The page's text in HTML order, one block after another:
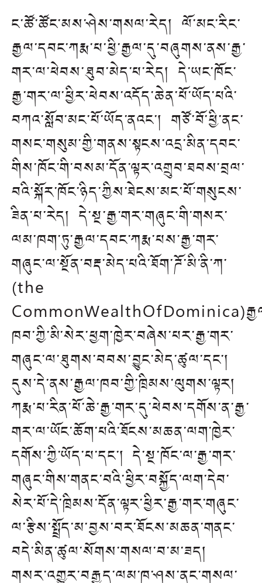
ང་ཚོ་ཚོང་མས་ཤེས་གསལ་རེད། ལོ་མང་རིང་
རྒྱལ་དབང་ཀརྨ་པ་ཕྱི་རྒྱལ་དུ་བཞུགས་ནས་རྒྱ་
གར་ལ་ཕེབས་ཐུབ་མེད་པ་རེད། དེ་ཡང་ཁོང་
རྒྱ་གར་ལ་ཕྱིར་ཕེབས་འདོད་ཆེན་པོ་ཡོད་པའི་
བཀའ་སློབ་མང་པོ་ཡོད་ནའང་། གཙོ་བོ་ཕྱི་ནང་
གསང་གསུམ་གྱི་གནས་སྟངས་འདྲ་མིན་དབང་
གིས་ཁོང་གི་བསམ་དོན་ལྟར་འགྲུབ་ཐབས་བྲལ་
བའི་སྐོར་ཁོང་ཉིད་ཀྱིས་ཐེངས་མང་པོ་གསུངས་
ཟིན་པ་རེད། དེ་སྔ་རྒྱ་གར་གཞུང་གི་གསར་
ལམ་ཁག་ཏུ་རྒྱལ་དབང་ཀརྨ་པས་རྒྱ་གར་
གཞུང་ལ་སྔོན་བརྡ་མེད་པའི་ཐོག་ཌོ་མི་ནི་ཀ་
(the
ཁབ་ཀྱི་མི་སེར་ཕྱག་ཁྱེར་བཞེས་པར་རྒྱ་གར་
གཞུང་ལ་ཐུགས་བབས་བྱུང་མེད་ཚུལ་དང་།
དུས་དེ་ནས་རྒྱལ་ཁབ་གྱི་ཁྲིམས་ལུགས་ལྟར།
ཀརྨ་པ་རིན་པོ་ཆེ་རྒྱ་གར་དུ་ཕེབས་དགོས་ན་རྒྱ་
གར་ལ་ཡོང་ཆོག་པའི་ཐོངས་མཆན་ལག་ཁྱེར་
དགོས་ཀྱི་ཡོད་པ་དང་། དེ་སྔ་ཁོང་ལ་རྒྱ་གར་
གཞུང་གིས་གནང་བའི་ཕྱིར་བསྐྱོད་ལག་དེབ་
སེར་པོ་དེ་ཁྲིམས་དོན་ལྟར་ཕྱིར་རྒྱ་གར་གཞུང་
ལ་རྩིས་སྤྲོད་མ་བྱས་བར་ཐོངས་མཆན་གནང་
བདེ་མིན་ཚུལ་སོགས་གསལ་བ་མ་ཟད།
གསར་འགྱུར་བརྒྱུད་ལམ་ཁ་ཤས་ནང་གསལ་